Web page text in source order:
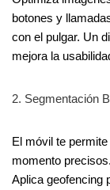
botones y
con el pulgar. Un
mejora la
2. Segmentación
El móvil te
momento precisos.
Aplica geofencing